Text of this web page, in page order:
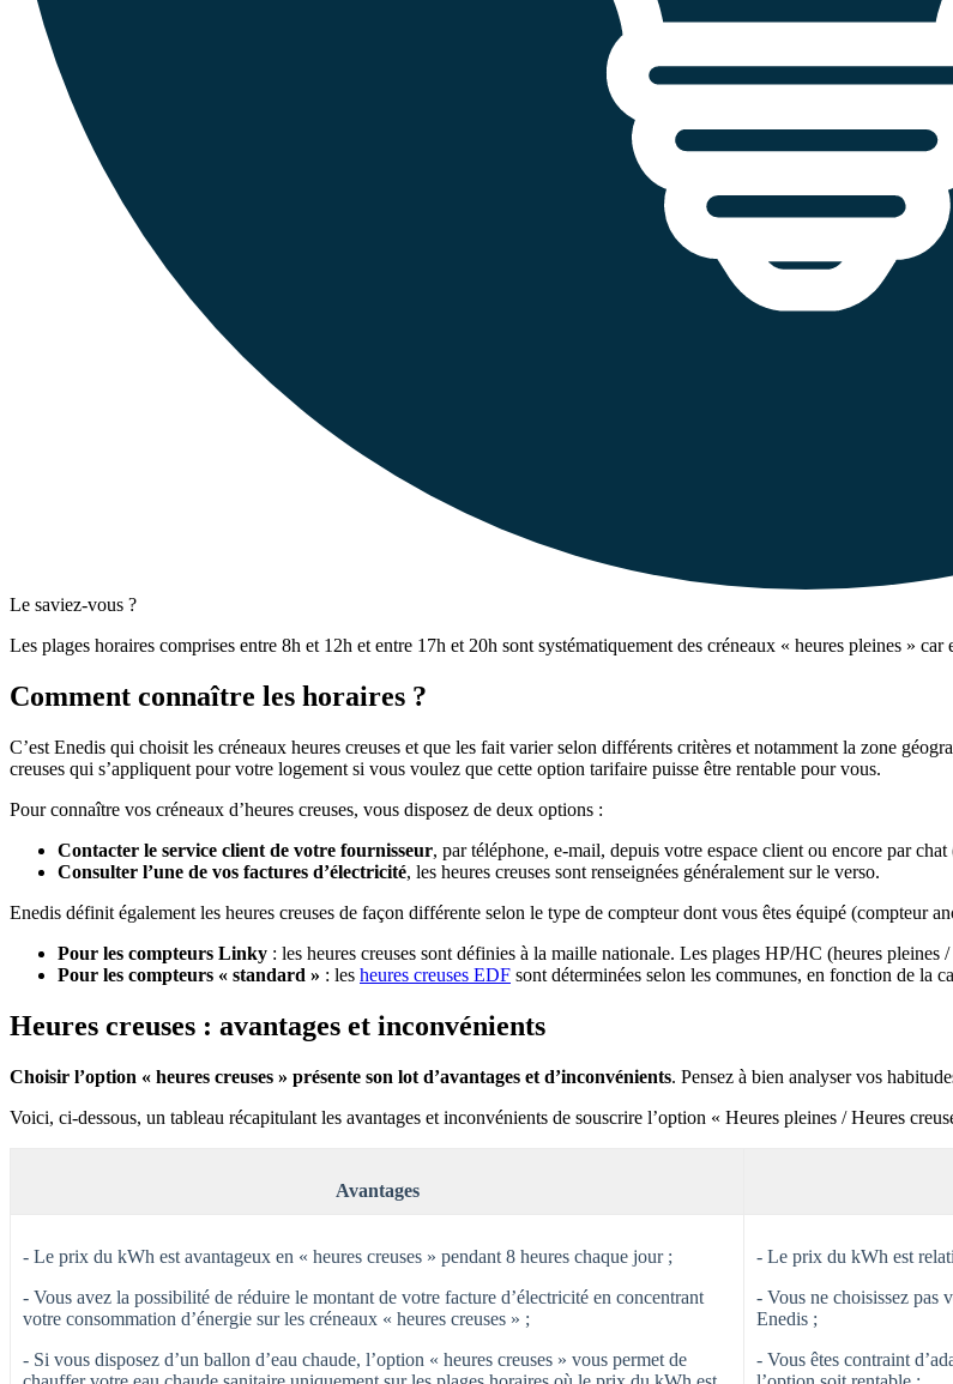
Le saviez-vous ?
Les plages horaires comprises entre 8h et 12h et entre 17h et 20h sont systématiquement des créneaux « heures pleines » car
Comment connaître les horaires ?
C’est Enedis qui choisit les créneaux heures creuses et que les fait varier selon différents critères et notamment la zone
creuses qui s’appliquent pour votre logement si vous voulez que cette option tarifaire puisse être rentable pour vous.
Pour connaître vos créneaux d’heures creuses, vous disposez de deux options :
Contacter le service client de votre fournisseur, par téléphone, e-mail, depuis votre espace client ou encore par
Consulter l’une de vos factures d’électricité, les heures creuses sont renseignées généralement sur le verso.
Enedis définit également les heures creuses de façon différente selon le type de compteur dont vous êtes équipé (compteur
Pour les compteurs Linky : les heures creuses sont définies à la maille nationale. Les plages HP/HC (heures pleines
Pour les compteurs « standard » : les heures creuses EDF sont déterminées selon les communes, en fonction de la
Heures creuses : avantages et inconvénients
Choisir l’option « heures creuses » présente son lot d’avantages et d’inconvénients. Pensez à bien analyser vos
Voici, ci-dessous, un tableau récapitulant les avantages et inconvénients de souscrire l’option « Heures pleines / Heures
Avantages
- Le prix du kWh est avantageux en « heures creuses » pendant 8 heures chaque jour ;
- Vous avez la possibilité de réduire le montant de votre facture d’électricité en concentrant
votre consommation d’énergie sur les créneaux « heures creuses » ;
- Si vous disposez d’un ballon d’eau chaude, l’option « heures creuses » vous permet de
- Le prix du kWh est
- Vous ne choisissez pas
Enedis ;
- Vous êtes contraint